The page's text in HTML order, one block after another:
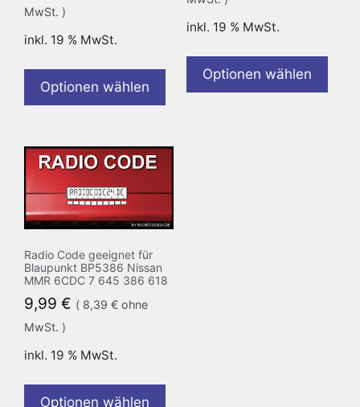
MwSt. )
inkl. 19 % MwSt.
Optionen wählen
inkl. 19 % MwSt.
Optionen wählen
Radio Code geeignet für
Blaupunkt BP5386 Nissan
MMR 6CDC 7 645 386 618
9,99 € ( 8,39 € ohne
MwSt. )
inkl. 19 % MwSt.
Optionen wählen